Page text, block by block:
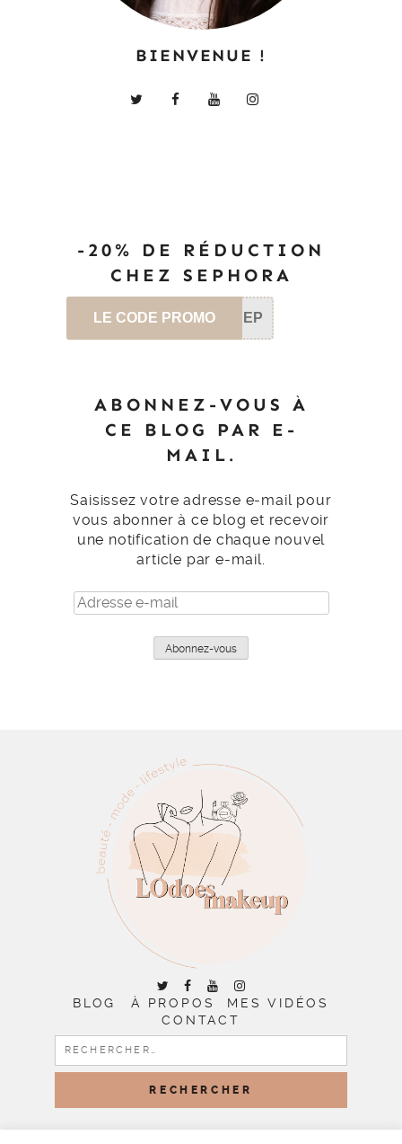
BIENVENUE !
-20% DE RÉDUCTION
CHEZ SEPHORA
LE CODE PROMO SEP
ABONNEZ-VOUS À
CE BLOG PAR E-
MAIL.
Saisissez votre adresse e-mail pour
vous abonner à ce blog et recevoir
une notification de chaque nouvel
article par e-mail.
Adresse
e-
Abonnez-vous
BLOG À PROPOS
MES VIDÉOS
CONTACT
RECHERCHER :